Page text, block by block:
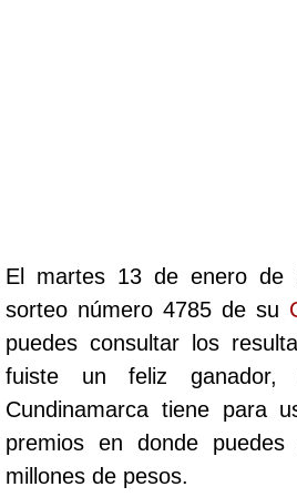
Cafeterito Noche
Caribeña Día
Caribeña Noche
Chontico Día
El martes 13 de enero de
sorteo número 4785 de su
puedes consultar los
fuiste un feliz ganador,
Cundinamarca tiene para
premios en donde puedes
millones de pesos.